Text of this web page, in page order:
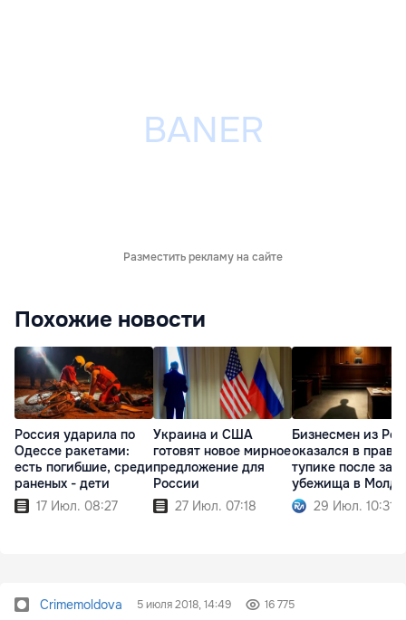
Разместить рекламу на сайте
Похожие новости
Россия ударила по
Одессе ракетами:
есть погибшие, среди
раненых - дети
17 Июл. 08:27
Украина и США
готовят новое мирное
предложение для
России
27 Июл. 07:18
Бизнесмен из
оказался в
тупике после
убежища в
29 Июл. 10:31
Crimemoldova 5 июля 2018, 14:49 16 775